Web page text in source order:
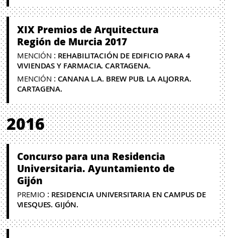
XIX Premios de Arquitectura
Región de Murcia 2017
MENCIÓN : REHABILITACIÓN DE EDIFICIO PARA 4
VIVIENDAS Y FARMACIA. CARTAGENA.
MENCIÓN : CANANA L.A. BREW PUB. LA ALJORRA.
CARTAGENA.
2016
Concurso para una Residencia
Universitaria. Ayuntamiento de
Gijón
PREMIO : RESIDENCIA UNIVERSITARIA EN CAMPUS DE
VIESQUES. GIJÓN.